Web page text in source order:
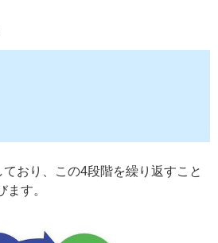
おり、この4段階を繰り返すこと
す。